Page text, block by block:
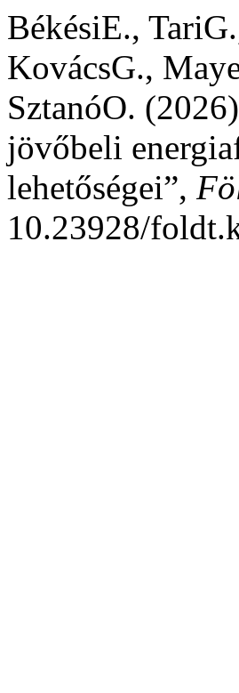
BékésiE.,
KovácsG.,
SztanóO.
jövőbeli
lehetőségei”,
10.23928/